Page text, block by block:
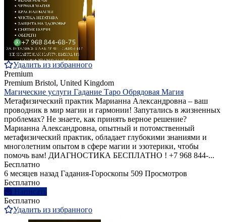
Удалить из избранного
Premium
Premium Bristol, United Kingdom
Магические услуги Гадание Таро Обрядовая Магия
Метафизический практик Марианна Александровна – ваш
проводник в мир магии и гармонии! Запутались в жизненных
проблемах? Не знаете, как принять верное решение?
Марианна Александровна, опытный и потомственный
метафизический практик, обладает глубокими знаниями и
многолетним опытом в сфере магии и эзотерики, чтобы
помочь вам! ДИАГНОСТИКА БЕСПЛАТНО ! +7 968 844‑...
Бесплатно
6 месяцев назад Гадания-Гороскопы 509 Просмотров
Бесплатно
Написать
Бесплатно
Удалить из избранного